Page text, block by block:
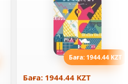
Баға: 1944.44 KZT
Баға: 1944.44 KZT